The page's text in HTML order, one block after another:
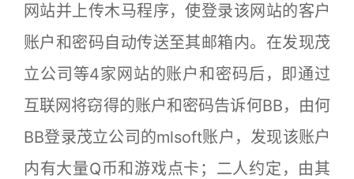
网站并上传木马程序，使登录该网站的客户
账户和密码自动传送至其邮箱内。在发现茂
立公司等4家网站的账户和密码后，即通过
互联网将窃得的账户和密码告诉何BB，由何
BB登录茂立公司的mlsoft账户，发现该账户
内有大量Q币和游戏点卡；二人约定，由其